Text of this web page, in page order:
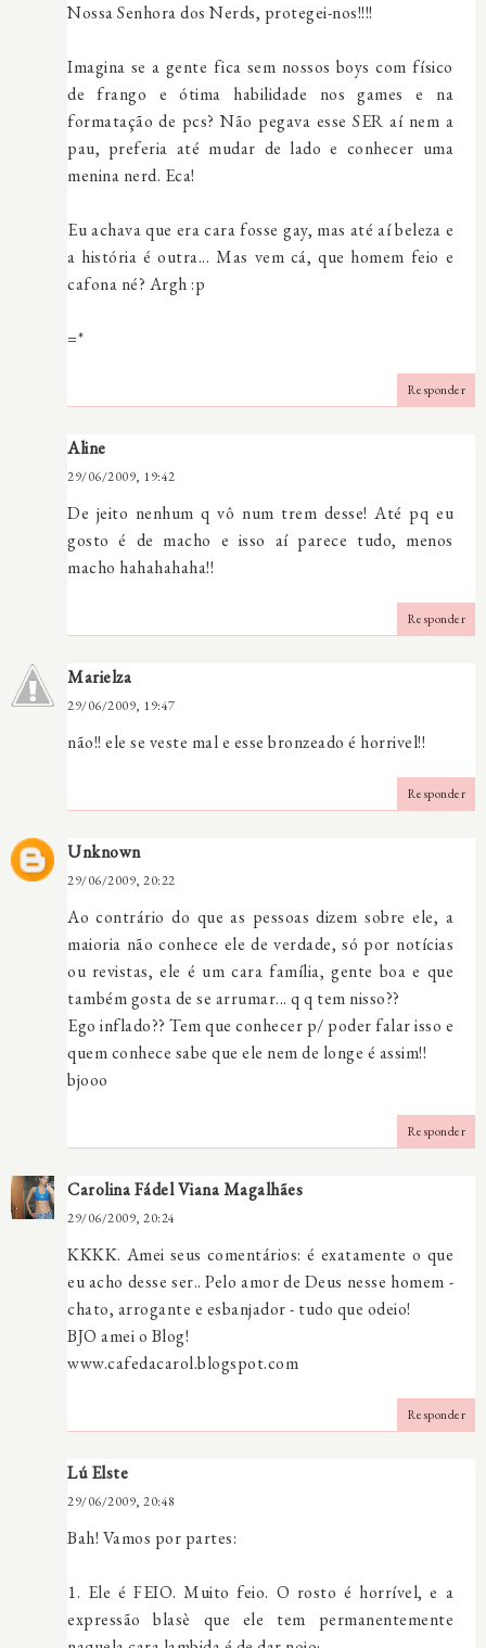
Nossa Senhora dos Nerds, protegei-nos!!!!
Imagina se a gente fica sem nossos boys com físico
de frango e ótima habilidade nos games e na
formatação de pcs? Não pegava esse SER aí nem a
pau, preferia até mudar de lado e conhecer uma
menina nerd. Eca!
Eu achava que era cara fosse gay, mas até aí beleza e
a história é outra... Mas vem cá, que homem feio e
cafona né? Argh :p
=*
Responder
Aline
29/06/2009, 19:42
De jeito nenhum q vô num trem desse! Até pq eu
gosto é de macho e isso aí parece tudo, menos
macho hahahahaha!!
Responder
Marielza
29/06/2009, 19:47
não!! ele se veste mal e esse bronzeado é horrivel!!
Responder
Unknown
29/06/2009, 20:22
Ao contrário do que as pessoas dizem sobre ele, a
maioria não conhece ele de verdade, só por notícias
ou revistas, ele é um cara família, gente boa e que
também gosta de se arrumar... q q tem nisso??
Ego inflado?? Tem que conhecer p/ poder falar isso e
quem conhece sabe que ele nem de longe é assim!!
bjooo
Responder
Carolina Fádel Viana Magalhães
29/06/2009, 20:24
KKKK. Amei seus comentários: é exatamente o que
eu acho desse ser.. Pelo amor de Deus nesse homem -
chato, arrogante e esbanjador - tudo que odeio!
BJO amei o Blog!
www.cafedacarol.blogspot.com
Responder
Lú Elste
29/06/2009, 20:48
Bah! Vamos por partes:
1. Ele é FEIO. Muito feio. O rosto é horrível, e a
expressão blasè que ele tem permanentemente